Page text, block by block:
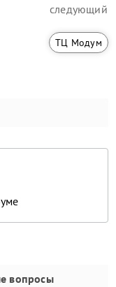
следующий
ТЦ Модум
вопросы